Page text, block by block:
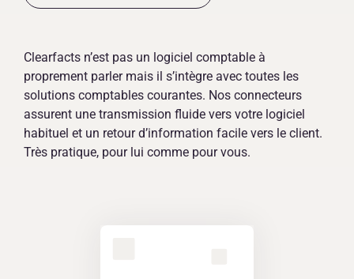
Clearfacts n’est pas un logiciel comptable à
proprement parler mais il s’intègre avec toutes les
solutions comptables courantes. Nos connecteurs
assurent une transmission fluide vers votre logiciel
habituel et un retour d’information facile vers le client.
Très pratique, pour lui comme pour vous.